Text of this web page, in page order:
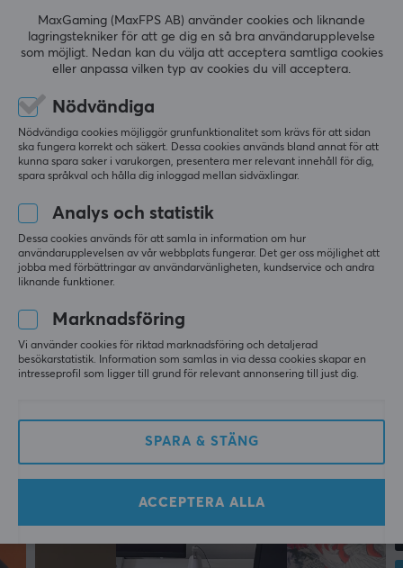
fördröjnings- och latensspikar vilket ger dig verktygen
för att bli bättre än din konkurrens.
SPECIFIKATIONER
Trådlös
Ja
EGENSKAPER
Standard
Wi-Fi 7
Frekvensband
Antenner
Färg
Producentens garanti
RECENSIONER (0) FRÅGOR OCH SVAR (0)
0.0
5
0%
0%
3
LÄMNA RECENSION
Mer från vårt Community
MaxGaming (MaxFPS AB) använder cookies och liknande
lagringstekniker för att ge dig en så bra användarupplevelse
som möjligt. Nedan kan du välja att acceptera samtliga cookies
eller anpassa vilken typ av cookies du vill acceptera.
Nödvändiga
Nödvändiga cookies möjliggör grunfunktionalitet som krävs för att sidan
ska fungera korrekt och säkert. Dessa cookies används bland annat för att
kunna spara saker i varukorgen, presentera mer relevant innehåll för dig,
spara språkval och hålla dig inloggad mellan sidväxlingar.
Analys och statistik
Dessa cookies används för att samla in information om hur
användarupplevelsen av vår webbplats fungerar. Det ger oss möjlighet att
jobba med förbättringar av användarvänligheten, kundservice och andra
liknande funktioner.
Marknadsföring
Vi använder cookies för riktad marknadsföring och detaljerad
besökarstatistik. Information som samlas in via dessa cookies skapar en
intresseprofil som ligger till grund för relevant annonsering till just dig.
SPARA & STÄNG
ACCEPTERA ALLA